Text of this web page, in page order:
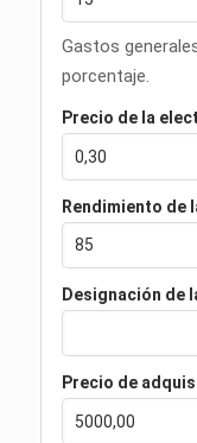
Gastos
porcentaje.
Precio de la
Rendimiento de
Designación de
Precio de